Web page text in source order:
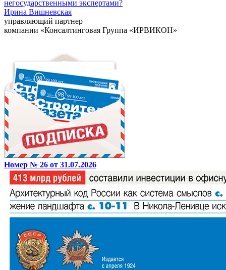
негосударственными экспертами?
Ирина Вишневская
управляющий партнер
компании «Консалтинговая Группа «ИРВИКОН»
Номер № 26 от 31.07.2026